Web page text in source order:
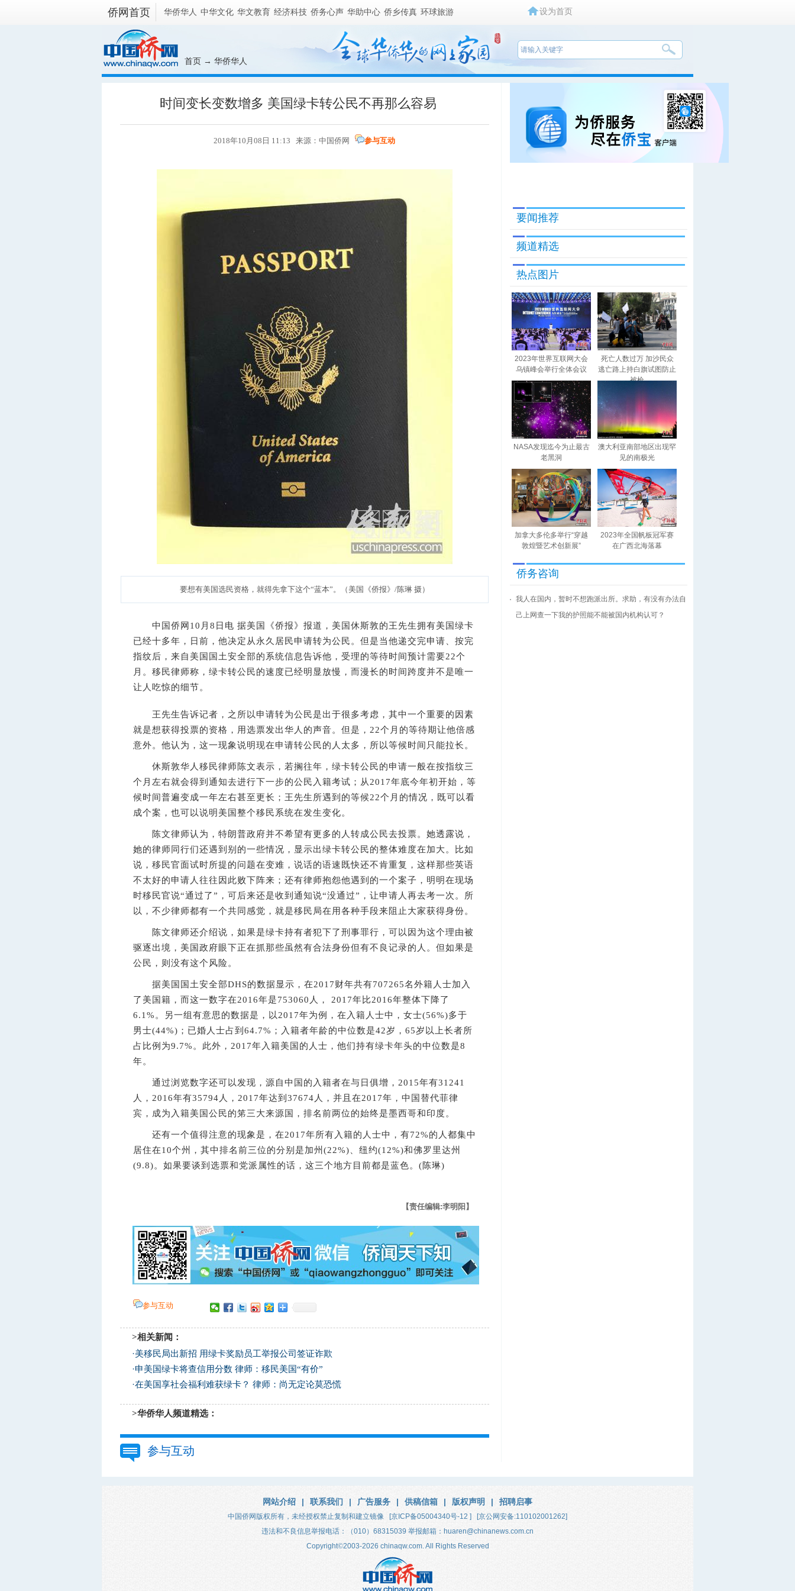
侨网首页 华侨华人 中华文化 华文教育 经济科技 侨务心声 华助中心 侨乡传真 环球旅游 设为首页
首页 → 华侨华人
时间变长变数增多 美国绿卡转公民不再那么容易
2018年10月08日 11:13 来源： 中国侨网 参与互动
要想有美国选民资格，就得先拿下这个“蓝本”。（美国《侨报》/陈琳 摄）
中国侨网10月8日电 据美国《侨报》报道，美国休斯敦的王先生拥有美国绿卡
已经十多年，日前，他决定从永久居民申请转为公民。但是当他递交完申请、按完
指纹后，来自美国国土安全部的系统信息告诉他，受理的等待时间预计需要22个
月。移民律师称，绿卡转公民的速度已经明显放慢，而漫长的时间跨度并不是唯一
让人吃惊的细节。
王先生告诉记者，之所以申请转为公民是出于很多考虑，其中一个重要的因素
就是想获得投票的资格，用选票发出华人的声音。但是，22个月的等待期让他倍感
意外。他认为，这一现象说明现在申请转公民的人太多，所以等候时间只能拉长。
休斯敦华人移民律师陈文表示，若搁往年，绿卡转公民的申请一般在按指纹三
个月左右就会得到通知去进行下一步的公民入籍考试；从2017年底今年初开始，等
候时间普遍变成一年左右甚至更长；王先生所遇到的等候22个月的情况，既可以看
成个案，也可以说明美国整个移民系统在发生变化。
陈文律师认为，特朗普政府并不希望有更多的人转成公民去投票。她透露说，
她的律师同行们还遇到别的一些情况，显示出绿卡转公民的整体难度在加大。比如
说，移民官面试时所提的问题在变难，说话的语速既快还不肯重复，这样那些英语
不太好的申请人往往因此败下阵来；还有律师抱怨他遇到的一个案子，明明在现场
时移民官说“通过了”，可后来还是收到通知说“没通过”，让申请人再去考一次。所
以，不少律师都有一个共同感觉，就是移民局在用各种手段来阻止大家获得身份。
陈文律师还介绍说，如果是绿卡持有者犯下了刑事罪行，可以因为这个理由被
驱逐出境，美国政府眼下正在抓那些虽然有合法身份但有不良记录的人。但如果是
公民，则没有这个风险。
据美国国土安全部DHS的数据显示，在2017财年共有707265名外籍人士加入
了美国籍，而这一数字在2016年是753060人， 2017年比2016年整体下降了
6.1%。另一组有意思的数据是，以2017年为例，在入籍人士中，女士(56%)多于
男士(44%)；已婚人士占到64.7%；入籍者年龄的中位数是42岁，65岁以上长者所
占比例为9.7%。此外，2017年入籍美国的人士，他们持有绿卡年头的中位数是8
年。
通过浏览数字还可以发现，源自中国的入籍者在与日俱增，2015年有31241
人，2016年有35794人，2017年达到37674人，并且在2017年，中国替代菲律
宾，成为入籍美国公民的笫三大来源国，排名前两位的始终是墨西哥和印度。
还有一个值得注意的现象是，在2017年所有入籍的人士中，有72%的人都集中
居住在10个州，其中排名前三位的分别是加州(22%)、纽约(12%)和佛罗里达州
(9.8)。如果要谈到选票和党派属性的话，这三个地方目前都是蓝色。(陈琳)
【责任编辑:李明阳】
参与互动
>相关新闻：
·美移民局出新招 用绿卡奖励员工举报公司签证诈欺
·申美国绿卡将查信用分数 律师：移民美国“有价”
·在美国享社会福利难获绿卡？ 律师：尚无定论莫恐慌
>华侨华人频道精选：
参与互动
要闻推荐
频道精选
热点图片
2023年世界互联网大会
乌镇峰会举行全体会议
死亡人数过万 加沙民众
逃亡路上持白旗试图防止
被枪
NASA发现迄今为止最古
老黑洞
澳大利亚南部地区出现罕
见的南极光
加拿大多伦多举行“穿越
敦煌暨艺术创新展”
2023年全国帆板冠军赛
在广西北海落幕
侨务咨询
我人在国内，暂时不想跑派出所。求助，有没有办法自
己上网查一下我的护照能不能被国内机构认可？
网站介绍 | 联系我们 | 广告服务 | 供稿信箱 | 版权声明 | 招聘启事
中国侨网版权所有，未经授权禁止复制和建立镜像 [京ICP备05004340号-12 ]
[京公网安备:110102001262]
违法和不良信息举报电话：（010）68315039 举报邮箱：huaren@chinanews.com.cn
Copyright©2003-2026 chinaqw.com. All Rights Reserved